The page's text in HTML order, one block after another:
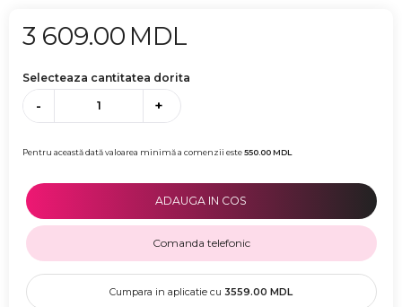
3 609.00 MDL
Selecteaza cantitatea dorita
- +
Pentru această dată valoarea minimă a comenzii este550.00MDL
ADAUGA IN COS
Comanda telefonic
Cumpara in aplicatie cu 3559.00 MDL